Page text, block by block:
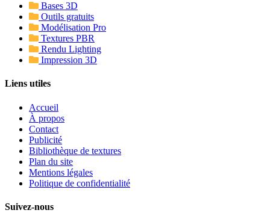
Bases 3D
Outils gratuits
Modélisation Pro
Textures PBR
Rendu Lighting
Impression 3D
Liens utiles
Accueil
À propos
Contact
Publicité
Bibliothèque de textures
Plan du site
Mentions légales
Politique de confidentialité
Suivez-nous